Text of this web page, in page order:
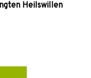
Heilswillen